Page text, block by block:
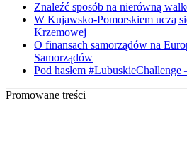
Znaleźć sposób na nierówną
W Kujawsko-Pomorskiem uczą
Krzemowej
O finansach samorządów na
Samorządów
Pod hasłem #LubuskieChallenge
Promowane treści